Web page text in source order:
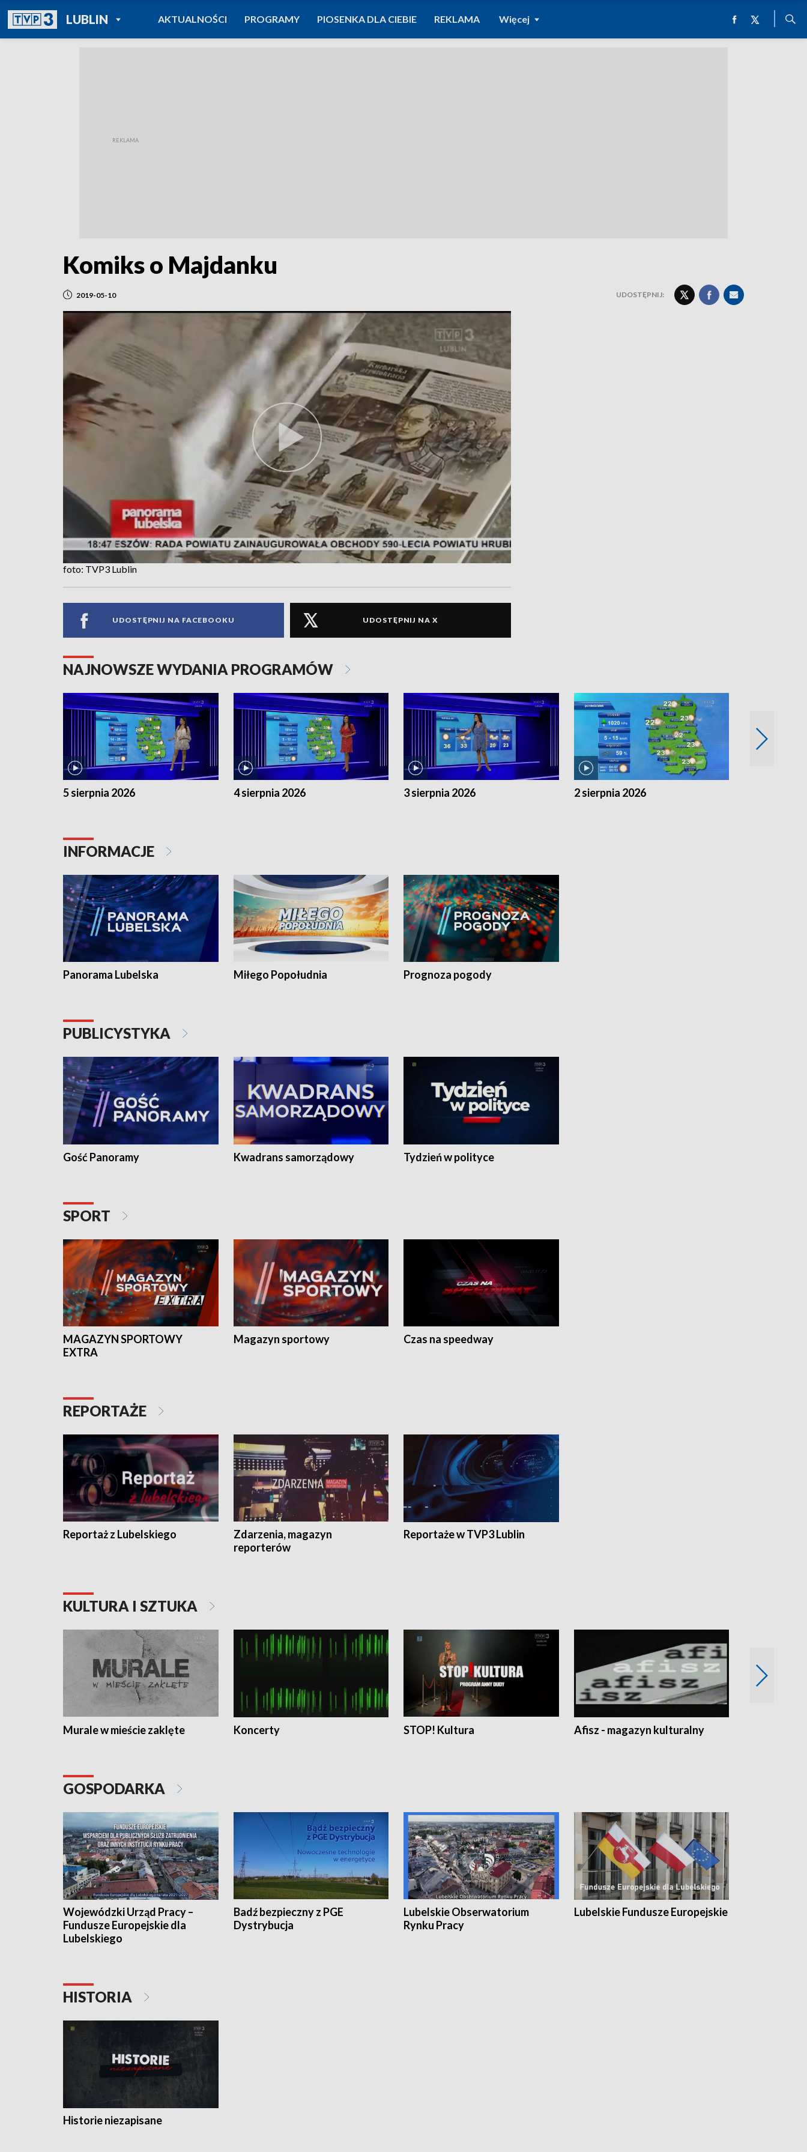
LUBLINPOWRÓT DO
TVP REGIONY
AKTUALNOŚCI PROGRAMY PIOSENKA DLA CIEBIE REKLAMA Więcej
Komiks o Majdanku
2019-05-10 UDOSTĘPNIJ:
foto: TVP3 Lublin
UDOSTĘPNIJ NA FACEBOOKU UDOSTĘPNIJ NA X
NAJNOWSZE WYDANIA PROGRAMÓW
5 sierpnia 2026 4 sierpnia 2026 3 sierpnia 2026 2 sierpnia 2026
INFORMACJE
Panorama Lubelska Miłego Popołudnia Prognoza pogody
PUBLICYSTYKA
Gość Panoramy Kwadrans samorządowy Tydzień w polityce
SPORT
MAGAZYN SPORTOWY
EXTRA
Magazyn sportowy Czas na speedway
REPORTAŻE
Reportaż z Lubelskiego
Zdarzenia, magazyn
reporterów
Reportaże w TVP3 Lublin
KULTURA I SZTUKA
Murale w mieście zaklęte Koncerty STOP! Kultura Afisz - magazyn kulturalny
GOSPODARKA
Wojewódzki Urząd Pracy –
Fundusze Europejskie dla
Lubelskiego
Badź bezpieczny z PGE
Dystrybucja
Lubelskie Obserwatorium
Rynku Pracy
Lubelskie Fundusze Europejskie
HISTORIA
Historie niezapisane